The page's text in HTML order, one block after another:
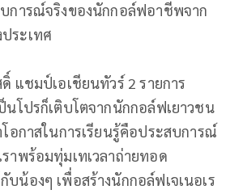
บการณ์จริงของนักกอล์ฟอาชีพจาก
ระเทศ
แชมป์เอเชียนทัวร์ 2 รายการ
นโปรก็เติบโตจากนักกอล์ฟเยาวชน
โอกาสในการเรียนรู้คือประสบการณ์
าพร้อมทุ่มเทเวลาถ่ายทอด
น้องๆ เพื่อสร้างนักกอล์ฟเจเนอเร